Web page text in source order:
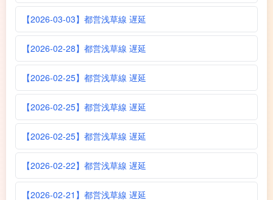
【2026-03-03】都営浅草線 遅延
【2026-02-28】都営浅草線 遅延
【2026-02-25】都営浅草線 遅延
【2026-02-25】都営浅草線 遅延
【2026-02-25】都営浅草線 遅延
【2026-02-22】都営浅草線 遅延
【2026-02-21】都営浅草線 遅延